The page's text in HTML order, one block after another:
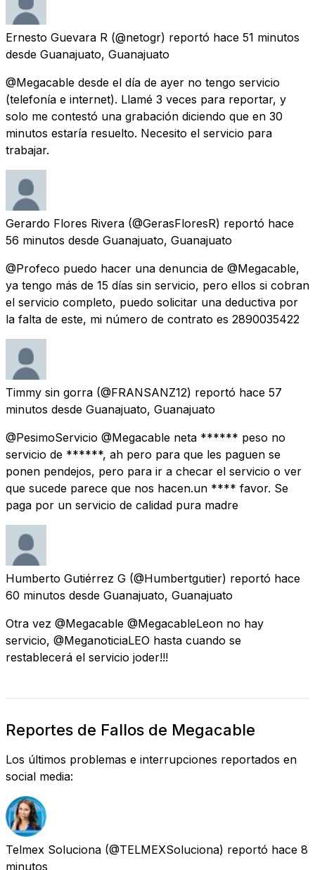
Ernesto Guevara R (@netogr) reportó hace 51 minutos
desde Guanajuato, Guanajuato
@Megacable desde el día de ayer no tengo servicio
(telefonía e internet). Llamé 3 veces para reportar, y
solo me contestó una grabación diciendo que en 30
minutos estaría resuelto. Necesito el servicio para
trabajar.
Gerardo Flores Rivera (@GerasFloresR) reportó hace
56 minutos desde Guanajuato, Guanajuato
@Profeco puedo hacer una denuncia de @Megacable,
ya tengo más de 15 días sin servicio, pero ellos si cobran
el servicio completo, puedo solicitar una deductiva por
la falta de este, mi número de contrato es 2890035422
Timmy sin gorra (@FRANSANZ12) reportó hace 57
minutos desde Guanajuato, Guanajuato
@PesimoServicio @Megacable neta ****** peso no
servicio de ******, ah pero para que les paguen se
ponen pendejos, pero para ir a checar el servicio o ver
que sucede parece que nos hacen.un **** favor. Se
paga por un servicio de calidad pura madre
Humberto Gutiérrez G (@Humbertgutier) reportó hace
60 minutos desde Guanajuato, Guanajuato
Otra vez @Megacable @MegacableLeon no hay
servicio, @MeganoticiaLEO hasta cuando se
restablecerá el servicio joder!!!
Reportes de Fallos de Megacable
Los últimos problemas e interrupciones reportados en
social media:
Telmex Soluciona (@TELMEXSoluciona) reportó hace 8
minutos